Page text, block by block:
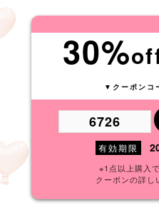
30%
▼クーポンコ
有効期限
※1点以上購入
クーポンの詳し